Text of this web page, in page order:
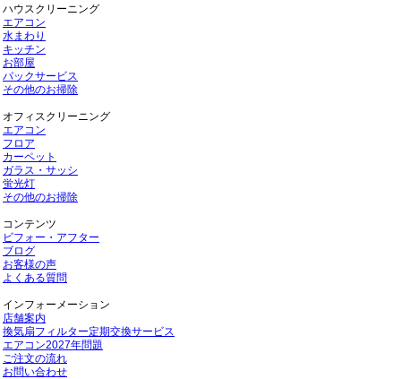
ハウスクリーニング
エアコン
水まわり
キッチン
お部屋
パックサービス
その他のお掃除
オフィスクリーニング
エアコン
フロア
カーペット
ガラス・サッシ
蛍光灯
その他のお掃除
コンテンツ
ビフォー・アフター
ブログ
お客様の声
よくある質問
インフォーメーション
店舗案内
換気扇フィルター定期交換サービス
エアコン2027年問題
ご注文の流れ
お問い合わせ